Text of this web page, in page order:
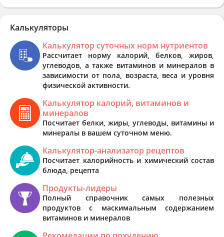
Калькуляторы
Калькулятор суточных норм нутриентов
Рассчитает норму калорий, белков, жиров,
углеводов, а также витаминов и минералов в
зависимости от пола, возраста, веса и уровня
физической активности.
Калькулятор калорий, витаминов и
минералов
Посчитает белки, жиры, углеводы, витамины и
минералы в вашем суточном меню.
Калькулятор-анализатор рецептов
Посчитает калорийность и химический состав
блюда, рецепта
Продукты-лидеры
Полный справочник самых полезных
продуктов с маскимальным содержанием
витаминов и минералов